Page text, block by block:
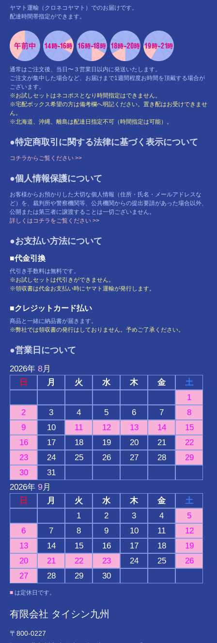
ヤマト運輸（クロネコヤマト）でのお届けです。
配達時間帯指定ができます。
通常はご注文後、当日〜３営業日以内に発送いたします。
ご注文が集中した場合など、お届けまで1週間程度お時間を頂戴する場合が
ございます。
※お試しセットはネコポスとなり時間指定はできません。
※宅配ボックス希望の方は備考欄へ明記ください。置き配はお受けできませ
ん。
※北海道、沖縄、離島は配達日指定不可（時間指定は可能）。
●特定商取引に関する法律に基づく表示について
コチラからご覧ください >>
●個人情報保護について
お客様からお預かりした大切な個人情報（住所・氏名・メールアドレスな
ど）を、裁判所や警察機関等、公共機関からの提出要請があった場合以外、
公開または第三者に譲渡することは一切ございません。
詳しくはコチラをご覧ください >>
●お支払い方法について
■代金引換
代引き手数料は無料です。
※お試しセットは代引きができません。
※領収書は代金お支払い時にヤマト運輸が発行します。
■クレジットカード払い
商品と一緒に納品書が届きます。
※弊社では領収書の発行はしておりません。予めご了承ください。
●営業日について
2026年 8月
日
月 火 水 木 金
土
1
2
3 4 5 6 7
8
9
10 11 12 13 14
15
16
17 18 19 20 21
22
23
24 25 26 27 28
29
30
31
2026年 9月
日
月 火 水 木 金
土
1
2 3 4
5
6
7 8 9 10 11
12
13
14 15 16 17 18
19
20
21 22 23 24 25
26
27
28 29 30
■ は定休日です。
有限会社 タイシン九州
〒800-0227